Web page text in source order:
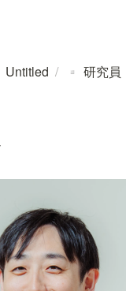
Untitled / ▫️ 研究員